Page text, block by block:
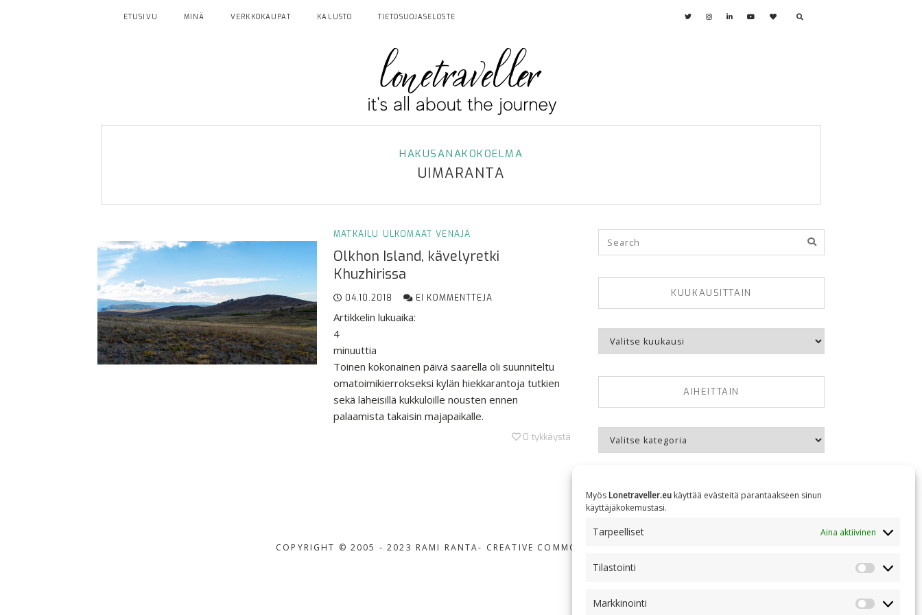
Myös Lonetraveller.eu käyttää evästeitä parantaakseen sinun
käyttäjäkokemustasi.
Tarpeelliset Aina aktiivinen
Tilastointi
Tilastointi
Markkinointi
ETUSIVU MINÄ VERKKOKAUPAT KALUSTO TIETOSUOJASELOSTE
HAKUSANAKOKOELMA
UIMARANTA
MATKAILU ULKOMAAT VENÄJÄ
Olkhon Island, kävelyretki
Khuzhirissa
04.10.2018 EI KOMMENTTEJA
Artikkelin lukuaika:
4
minuuttia
Toinen kokonainen päivä saarella oli suunniteltu
omatoimikierrokseksi kylän hiekkarantoja tutkien
sekä läheisillä kukkuloille nousten ennen
palaamista takaisin majapaikalle.
0 tykkäystä
KUUKAUSITTAIN
Kuukausittain
AIHEITTAIN
Aiheittain
COPYRIGHT © 2005 - 2023 RAMI RANTA- CREATIVE COMMONS BY-NC 4.0